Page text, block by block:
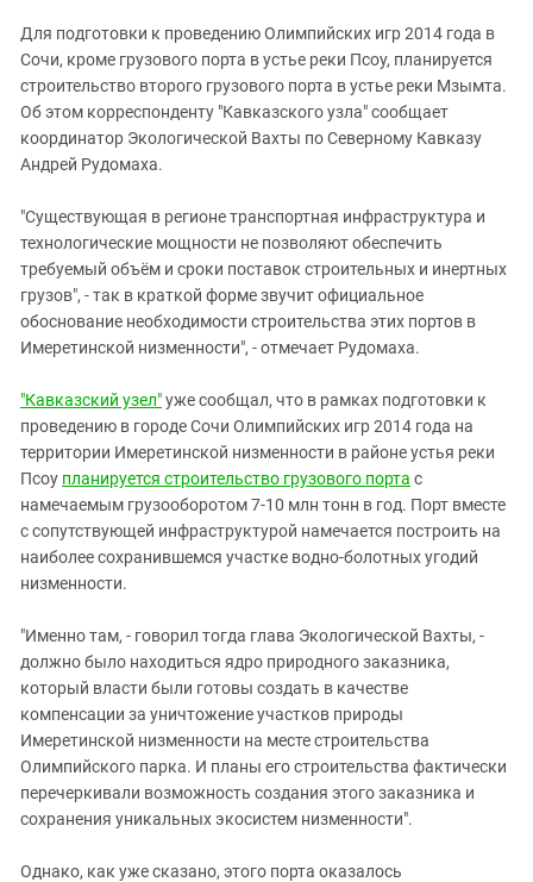
КАВКАЗ ЗА ПАЛЕСТИНУ
ИНАКОМЫСЛИЕ В ЧЕЧНЕ
ПРЕСЛЕДОВАНИЕ АКТИВИСТОВ
МОБИЛИЗАЦИЯ И ПРОТЕСТЫ
Ингушетия
Кабардино-Балкария
Калмыкия
Карачаево-Черкесия
Нагорный Карабах
Российская Федерация
Ростовская область
Северная Осетия - Алания
Ставропольский край
Чечня
Южная Осетия
Южный Кавказ
Для подготовки к проведению Олимпийских игр 2014 года в
Сочи, кроме грузового порта в устье реки Псоу, планируется
строительство второго грузового порта в устье реки Мзымта.
Об этом корреспонденту "Кавказского узла" сообщает
координатор Экологической Вахты по Северному Кавказу
Андрей Рудомаха.
"Существующая в регионе транспортная инфраструктура и
технологические мощности не позволяют обеспечить
требуемый объём и сроки поставок строительных и инертных
грузов", - так в краткой форме звучит официальное
обоснование необходимости строительства этих портов в
Имеретинской низменности", - отмечает Рудомаха.
"Кавказский узел"уже сообщал, что в рамках подготовки к
проведению в городе Сочи Олимпийских игр 2014 года на
территории Имеретинской низменности в районе устья реки
Псоу планируется строительство грузового порта с
намечаемым грузооборотом 7-10 млн тонн в год. Порт вместе
с сопутствующей инфраструктурой намечается построить на
наиболее сохранившемся участке водно-болотных угодий
низменности.
"Именно там, - говорил тогда глава Экологической Вахты, -
должно было находиться ядро природного заказника,
который власти были готовы создать в качестве
компенсации за уничтожение участков природы
Имеретинской низменности на месте строительства
Олимпийского парка. И планы его строительства фактически
перечеркивали возможность создания этого заказника и
сохранения уникальных экосистем низменности".
Однако, как уже сказано, этого порта оказалось